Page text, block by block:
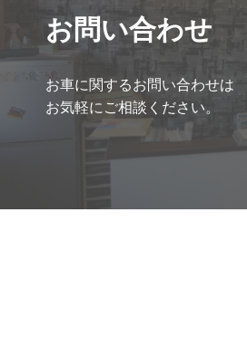
お問い合わせ
お車に関するお問い合わせは
お気軽にご相談ください。